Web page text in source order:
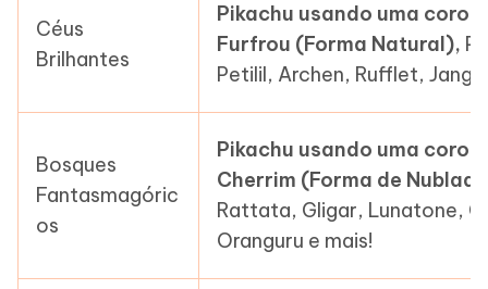
Céus
Brilhantes
Pikachu usando uma
Furfrou (Forma Natural),
Petilil, Archen, Rufflet,
Bosques
Fantasmagóric
os
Pikachu usando uma
Cherrim (Forma de
Rattata, Gligar, Lunatone,
Oranguru e mais!